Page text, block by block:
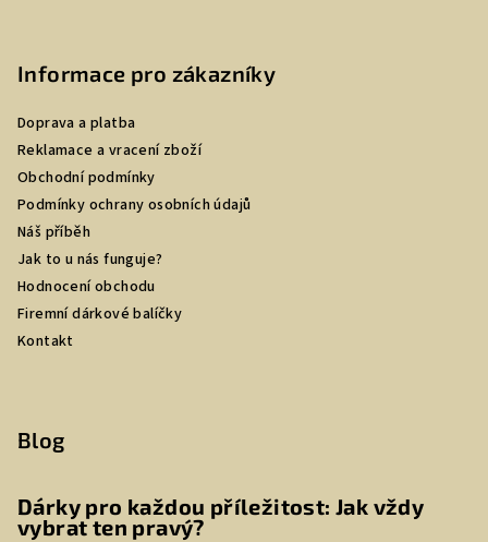
Informace pro zákazníky
Doprava a platba
Reklamace a vracení zboží
Obchodní podmínky
Podmínky ochrany osobních údajů
Náš příběh
Jak to u nás funguje?
Hodnocení obchodu
Firemní dárkové balíčky
Kontakt
Blog
Dárky pro každou příležitost: Jak vždy
vybrat ten pravý?